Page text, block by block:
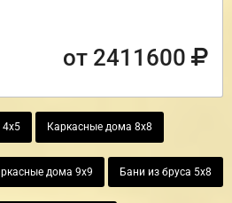
от 2411600
4х5 Каркасные дома 8х8
дома 9х9 Бани из бруса 5х8